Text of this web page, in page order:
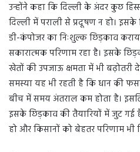
उन्होंने कहा कि दिल्ली के अंदर कुछ
दिल्ली में पराली से प्रदूषण न हो।
डी-कंपोजर का निःशुल्क छिड़काव
सकारात्मक परिणाम रहा है। इसके
खेतों की उपजाऊ क्षमता में भी
समस्या यह भी रहती है कि धान की
बीच में समय अंतराल कम होता है।
इसके छिड़काव की तैयारियों में जुट गई
हो और किसानों को बेहतर परिणाम भी